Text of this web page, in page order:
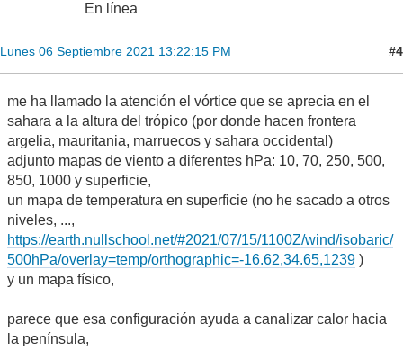
En línea
Lunes 06 Septiembre 2021 13:22:15 PM #4
me ha llamado la atención el vórtice que se aprecia en el
sahara a la altura del trópico (por donde hacen frontera
argelia, mauritania, marruecos y sahara occidental)
adjunto mapas de viento a diferentes hPa: 10, 70, 250, 500,
850, 1000 y superficie,
un mapa de temperatura en superficie (no he sacado a otros
niveles, ...,
https://earth.nullschool.net/#2021/07/15/1100Z/wind/isobaric/
500hPa/overlay=temp/orthographic=-16.62,34.65,1239 )
y un mapa físico,
parece que esa configuración ayuda a canalizar calor hacia
la península,